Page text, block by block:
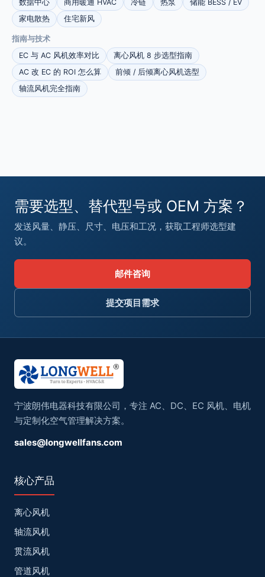
数据中心 商用暖通 HVAC 冷链 热泵
储能 BESS / EV
家电散热
住宅新风
指南与技术
EC 与 AC 风机效率对比
离心风机 8 步选型指南
AC 改 EC 的 ROI 怎么算
前倾 / 后倾离心风机选型
轴流风机完全指南
需要选型、替代型号或 OEM 方案？
发送风量、静压、尺寸、电压和工况，获取工程师选型建
议。
邮件咨询
提交项目需求
宁波朗伟电器科技有限公司，专注 AC、DC、EC 风机、电机
与定制化空气管理解决方案。
sales@longwellfans.com
核心产品
离心风机
轴流风机
贯流风机
管道风机